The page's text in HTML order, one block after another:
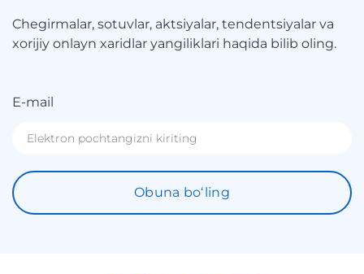
Chegirmalar, sotuvlar, aktsiyalar, tendentsiyalar va
xorijiy onlayn xaridlar yangiliklari haqida bilib oling.
E-mail
Obuna boʻling